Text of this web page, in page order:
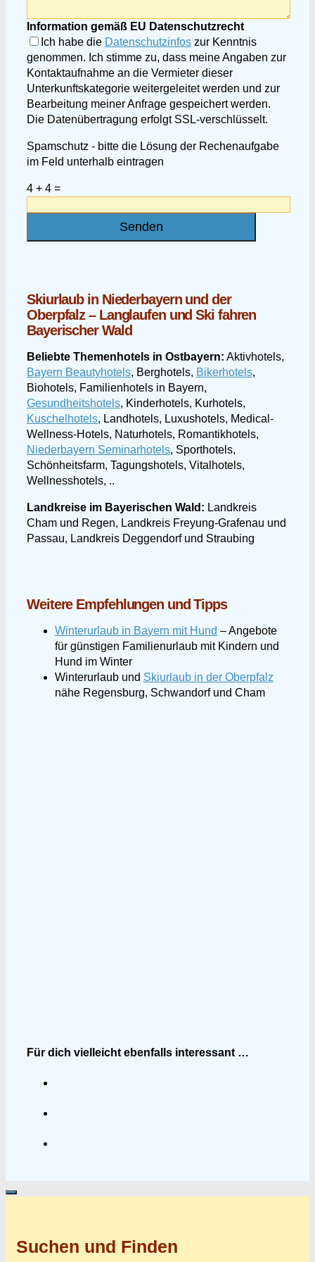
Information gemäß EU Datenschutzrecht
Ich habe die Datenschutzinfos zur Kenntnis
genommen. Ich stimme zu, dass meine Angaben zur
Kontaktaufnahme an die Vermieter dieser
Unterkunftskategorie weitergeleitet werden und zur
Bearbeitung meiner Anfrage gespeichert werden.
Die Datenübertragung erfolgt SSL-verschlüsselt.
Spamschutz - bitte die Lösung der Rechenaufgabe
im Feld unterhalb eintragen
4 + 4 =
Skiurlaub in Niederbayern und der
Oberpfalz – Langlaufen und Ski fahren
Bayerischer Wald
Beliebte Themenhotels in Ostbayern: Aktivhotels,
Bayern Beautyhotels, Berghotels, Bikerhotels,
Biohotels, Familienhotels in Bayern,
Gesundheitshotels, Kinderhotels, Kurhotels,
Kuschelhotels, Landhotels, Luxushotels, Medical-
Wellness-Hotels, Naturhotels, Romantikhotels,
Niederbayern Seminarhotels, Sporthotels,
Schönheitsfarm, Tagungshotels, Vitalhotels,
Wellnesshotels, ..
Landkreise im Bayerischen Wald: Landkreis
Cham und Regen, Landkreis Freyung-Grafenau und
Passau, Landkreis Deggendorf und Straubing
Weitere Empfehlungen und Tipps
Winterurlaub in Bayern mit Hund – Angebote
für günstigen Familienurlaub mit Kindern und
Hund im Winter
Winterurlaub und Skiurlaub in der Oberpfalz
nähe Regensburg, Schwandorf und Cham
Für dich vielleicht ebenfalls interessant …
Suchen und Finden